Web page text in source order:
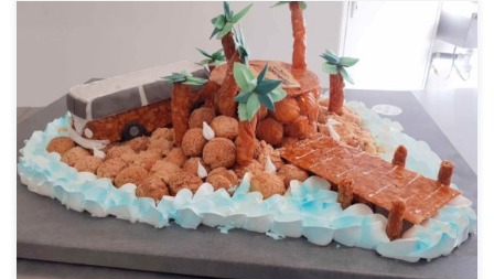
Les vacances, une île, la plage, les cocotier, et le vanne
Volkswagen!!encor une réalisation sur mesure!